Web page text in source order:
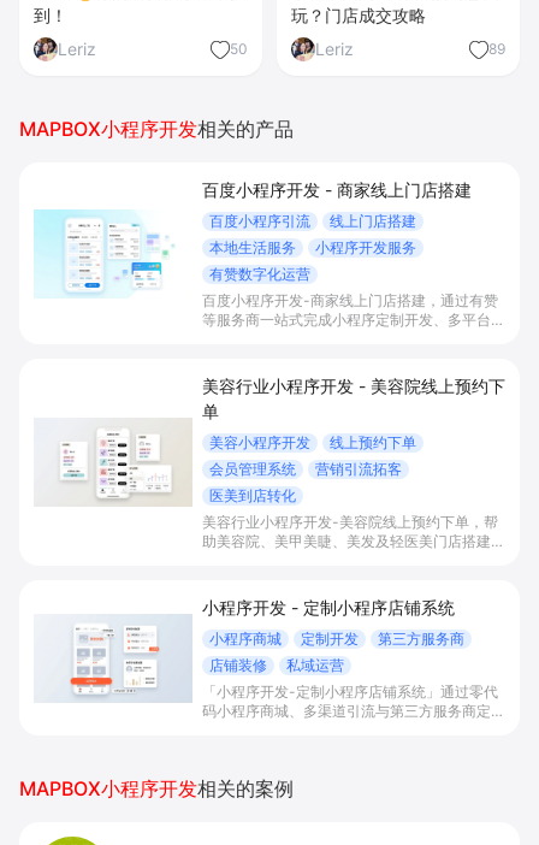
到！
Leriz
50
玩？门店成交攻略
Leriz
89
MAPBOX小程序开发相关的产品
百度小程序开发 - 商家线上门店搭建
百度小程序引流
线上门店搭建
本地生活服务
小程序开发服务
有赞数字化运营
百度小程序开发-商家线上门店搭建，通过有赞
等服务商一站式完成小程序定制开发、多平台联
提升到店与下单转化。
美容行业小程序开发 - 美容院线上预约下
单
美容小程序开发
线上预约下单
会员管理系统
营销引流拓客
医美到店转化
美容行业小程序开发-美容院线上预约下单，帮
助美容院、美甲美睫、美发及轻医美门店搭建线
引流拓客、提升到店转化和复购。
小程序开发 - 定制小程序店铺系统
小程序商城 定制开发
第三方服务商
店铺装修
私域运营
「小程序开发-定制小程序店铺系统」通过零代
码小程序商城、多渠道引流与第三方服务商定制
增长。
MAPBOX小程序开发相关的案例